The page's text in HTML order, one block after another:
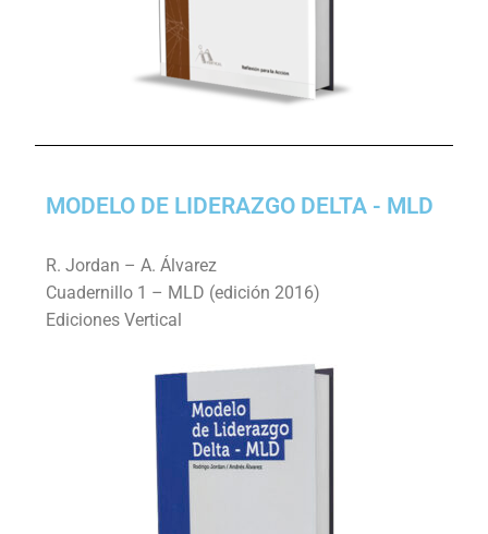
MODELO DE LIDERAZGO DELTA - MLD
R. Jordan – A. Álvarez
Cuadernillo 1 – MLD (edición 2016)
Ediciones Vertical